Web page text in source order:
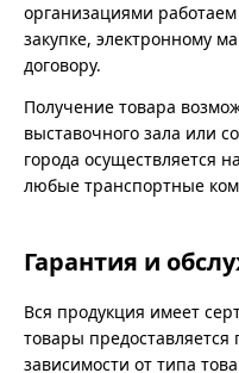
организациями
закупке, электронному
договору.
Получение товара
выставочного зала или
города осуществляется
любые транспортные
Гарантия и
Вся продукция имеет
товары предоставляется
зависимости от типа